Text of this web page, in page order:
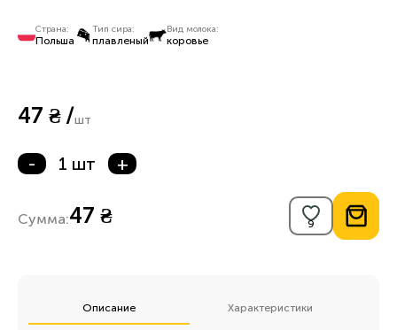
Страна:
Польша
Тип сира:
плавленый
Вид молока:
коровье
47 ₴ /шт
- 1 шт +
Сумма:47 ₴
Описание Характеристики